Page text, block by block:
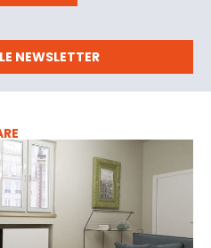
NEWSLETTER